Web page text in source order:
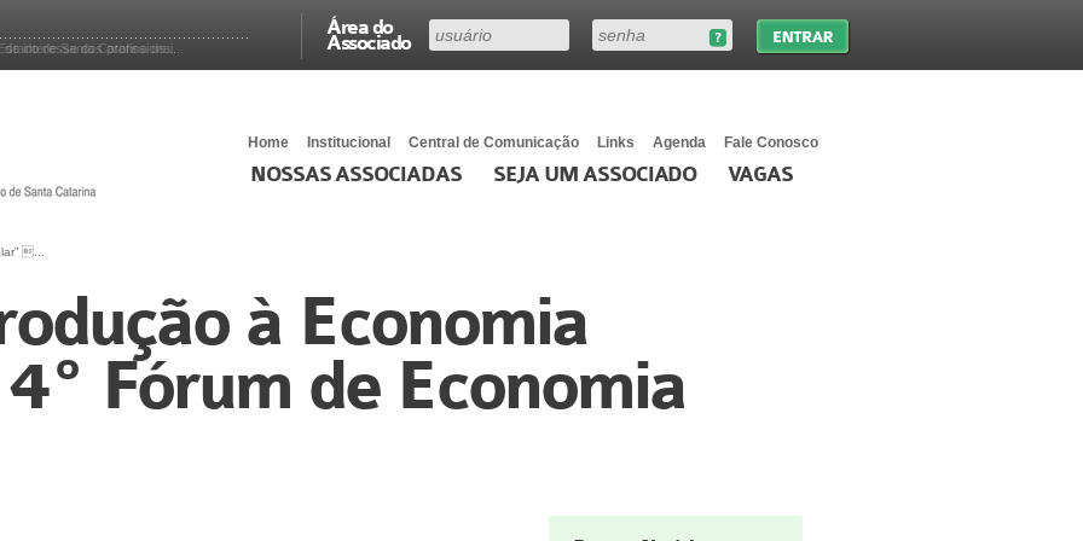
Área do
Associado
interesse dos profissionai...
de Santa Catarina de...
Home Institucional Central de Comunicação Links Agenda Fale Conosco
NOSSAS ASSOCIADAS SEJA UM ASSOCIADO VAGAS
...
à Economia
Fórum de Economia